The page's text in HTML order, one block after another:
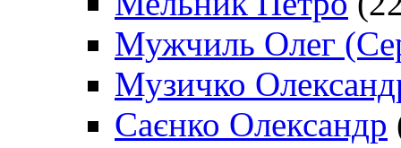
Мужчиль Олег
Музичко
Саєнко Олександр